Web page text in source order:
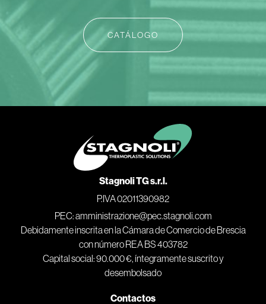
CATÁLOGO
Stagnoli TG s.r.l.
P.IVA 02011390982
PEC: amministrazione@pec.stagnoli.com
Debidamente inscrita en la Cámara de Comercio de Brescia
con número REA BS 403782
Capital social: 90.000 €, íntegramente suscrito y
desembolsado
Contactos